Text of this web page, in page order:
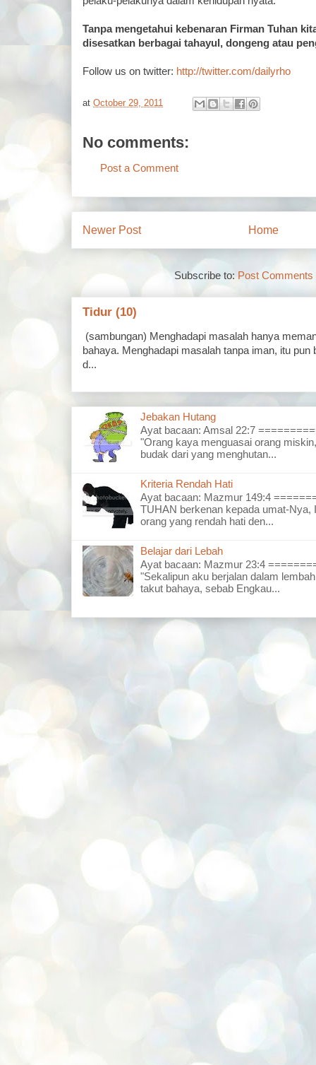
Tanpa mengetahui kebenaran Firman Tuhan
disesatkan berbagai tahayul, dongeng atau
Follow us on twitter: http://twitter.com/dailyrho
at October 29, 2011
No comments:
Post a Comment
Newer Post Home
Subscribe to: Post Comments
Tidur (10)
(sambungan) Menghadapi masalah hanya
bahaya. Menghadapi masalah tanpa iman, itu
d...
Jebakan Hutang
Ayat bacaan: Amsal 22:7
"Orang kaya menguasai orang
budak dari yang menghutan...
Kriteria Rendah Hati
Ayat bacaan: Mazmur 149:4
TUHAN berkenan kepada umat-Nya,
orang yang rendah hati den...
Belajar dari Lebah
Ayat bacaan: Mazmur 23:4
"Sekalipun aku berjalan dalam
takut bahaya, sebab Engkau...